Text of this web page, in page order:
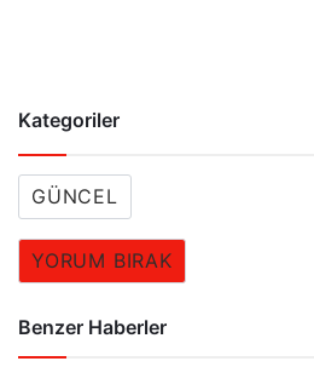
Kategoriler
GÜNCEL
YORUM BIRAK
Benzer Haberler